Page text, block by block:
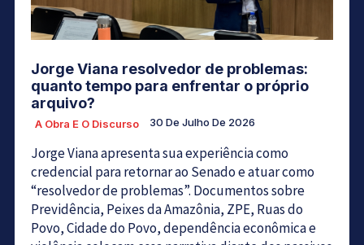
Jorge Viana resolvedor de problemas:
quanto tempo para enfrentar o próprio
arquivo?
A Obra E O Discurso 30 De Julho De 2026
Jorge Viana apresenta sua experiência como
credencial para retornar ao Senado e atuar como
“resolvedor de problemas”. Documentos sobre
Previdência, Peixes da Amazônia, ZPE, Ruas do
Povo, Cidade do Povo, dependência econômica e